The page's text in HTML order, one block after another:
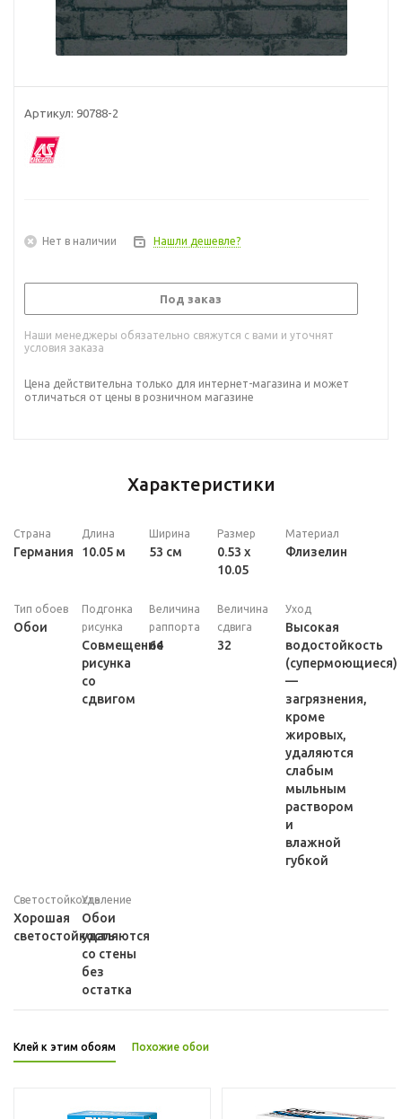
Артикул: 90788-2
Нет в наличии Нашли дешевле?
Под заказ
Наши менеджеры обязательно свяжутся с вами и уточнят
условия заказа
Цена действительна только для интернет-магазина и может
отличаться от цены в розничном магазине
Характеристики
Страна
Германия
Длина
10.05 м
Ширина
53 см
Размер
0.53 x
10.05
Материал
Флизелин
Тип обоев
Обои
Подгонка
рисунка
Совмещение
рисунка
со
сдвигом
Величина
раппорта
64
Величина
сдвига
32
Уход
Высокая
водостойкость
(супермоющиеся)
—
загрязнения,
кроме
жировых,
удаляются
слабым
мыльным
раствором
и
влажной
губкой
Светостойкость
Хорошая
светостойкость
Удаление
Обои
удаляются
со стены
без
остатка
Клей к этим обоям Похожие обои